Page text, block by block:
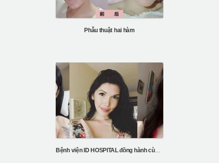
Phẫu thuật hai hàm
Bệnh viện ID HOSPITAL đồng hành cùng sự thay đổi của Kayla’s FFS